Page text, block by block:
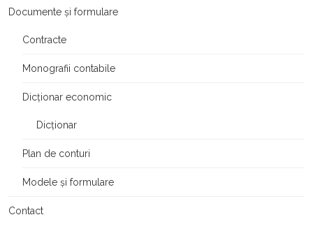
Documente și formulare
Contracte
Monografii contabile
Dicționar economic
Dicționar
Plan de conturi
Modele și formulare
Contact